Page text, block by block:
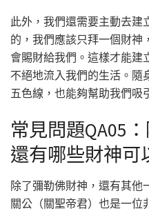
此外，我們還需要主動去建
的，我們應該只拜一個財神
會賜財給我們。這樣才能建
不絕地流入我們的生活。隨
五色線，也能夠幫助我們吸
常見問題QA05
還有哪些財神可
除了彌勒佛財神，還有其他
關公（關聖帝君）也是一位